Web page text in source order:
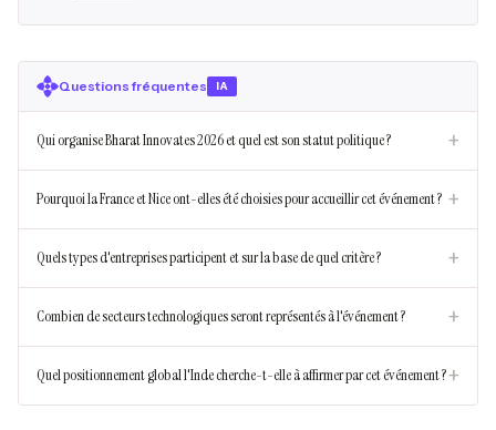
Questions fréquentes IA
Qui organise Bharat Innovates 2026 et quel est son statut politique ? +
Pourquoi la France et Nice ont-elles été choisies pour accueillir cet événement ? +
Quels types d'entreprises participent et sur la base de quel critère ? +
Combien de secteurs technologiques seront représentés à l'événement ? +
Quel positionnement global l'Inde cherche-t-elle à affirmer par cet événement ?+